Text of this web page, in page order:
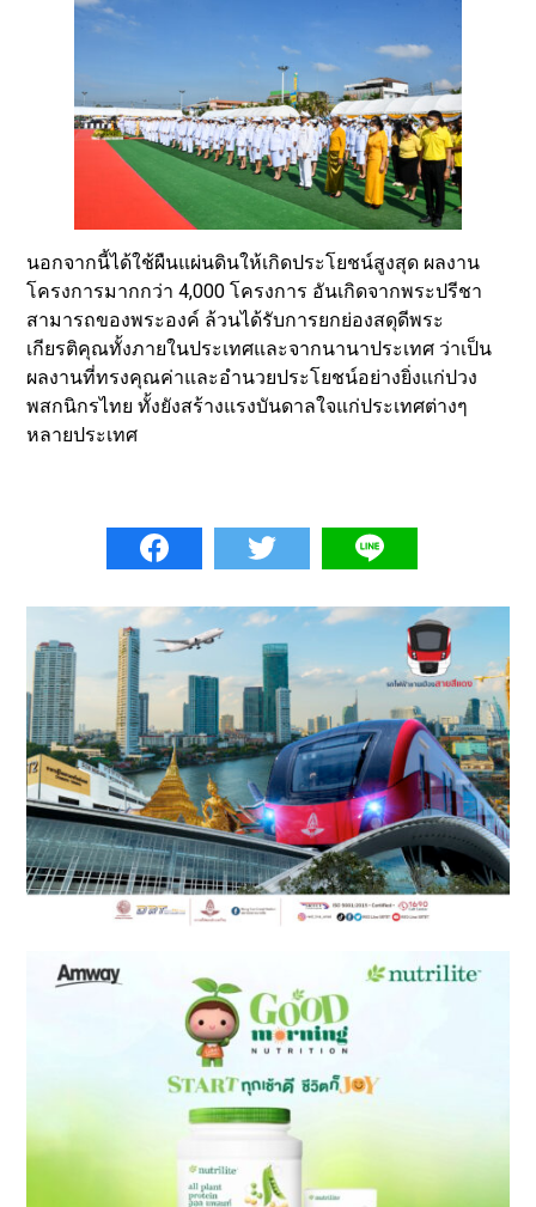
นอกจากนี้ได้ใช้ผืนแผ่นดินให้เกิดประโยชน์สูงสุด ผลงาน
โครงการมากกว่า 4,000 โครงการ อันเกิดจากพระปรีชา
สามารถของพระองค์ ล้วนได้รับการยกย่องสดุดีพระ
เกียรติคุณทั้งภายในประเทศและจากนานาประเทศ ว่าเป็น
ผลงานที่ทรงคุณค่าและอำนวยประโยชน์อย่างยิ่งแก่ปวง
พสกนิกรไทย ทั้งยังสร้างแรงบันดาลใจแก่ประเทศต่างๆ
หลายประเทศ